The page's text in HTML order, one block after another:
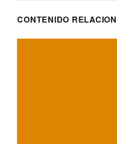
CONTENIDO